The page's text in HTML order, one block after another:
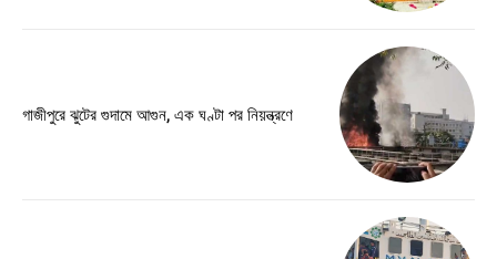
গাজীপুরে ঝুটের গুদামে আগুন, এক ঘণ্টা পর নিয়ন্ত্রণে